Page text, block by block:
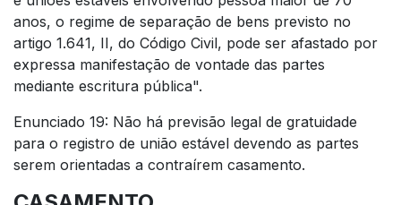
anos, o regime de separação de bens previsto no
artigo 1.641, II, do Código Civil, pode ser afastado por
expressa manifestação de vontade das partes
mediante escritura pública".
Enunciado 19: Não há previsão legal de gratuidade
para o registro de união estável devendo as partes
serem orientadas a contraírem casamento.